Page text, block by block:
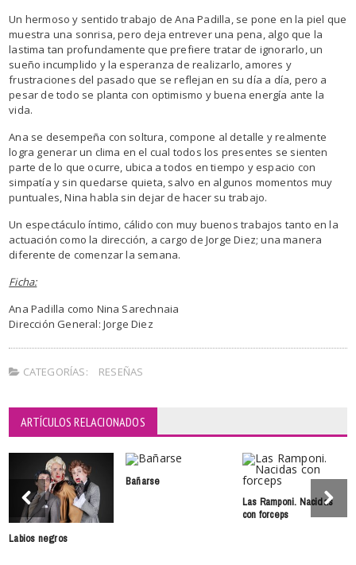
Un hermoso y sentido trabajo de Ana Padilla, se pone en la piel que
muestra una sonrisa, pero deja entrever una pena, algo que la
lastima tan profundamente que prefiere tratar de ignorarlo, un
sueño incumplido y la esperanza de realizarlo, amores y
frustraciones del pasado que se reflejan en su día a día, pero a
pesar de todo se planta con optimismo y buena energía ante la
vida.
Ana se desempeña con soltura, compone al detalle y realmente
logra generar un clima en el cual todos los presentes se sienten
parte de lo que ocurre, ubica a todos en tiempo y espacio con
simpatía y sin quedarse quieta, salvo en algunos momentos muy
puntuales, Nina habla sin dejar de hacer su trabajo.
Un espectáculo íntimo, cálido con muy buenos trabajos tanto en la
actuación como la dirección, a cargo de Jorge Diez; una manera
diferente de comenzar la semana.
Ficha:
Ana Padilla como Nina Sarechnaia
Dirección General: Jorge Diez
CATEGORÍAS: RESEÑAS
ARTÍCULOS RELACIONADOS
Labios negros
Bañarse
Las Ramponi. Nacidas
con forceps